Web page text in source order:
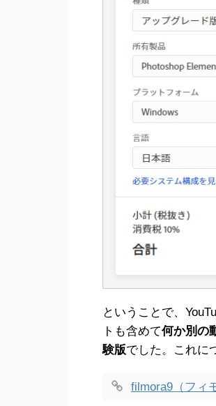
ということで、
トも含めて何か別の
験版でした。これに
filmora9（フィ